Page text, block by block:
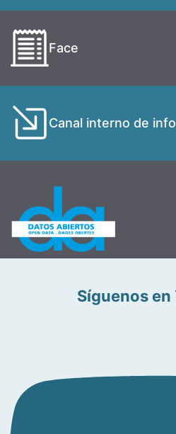
Face
Canal interno de
Síguenos